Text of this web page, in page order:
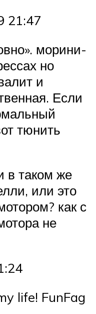
21:47
морини-
но
и
Если
тюнить
в таком же
или это
как с
не
life! FunFag